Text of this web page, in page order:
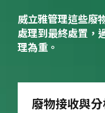
威立雅管理這些廢
處理到最終處置，
理為重。
廢物接收與